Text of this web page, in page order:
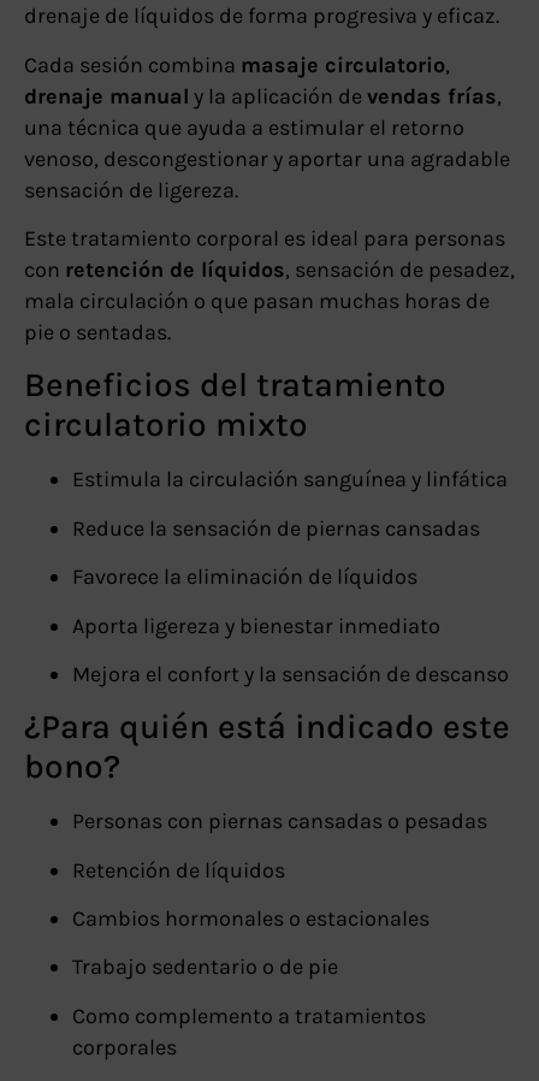
drenaje de líquidos de forma progresiva y eficaz.
Cada sesión combina masaje circulatorio,
drenaje manual y la aplicación de vendas frías,
una técnica que ayuda a estimular el retorno
venoso, descongestionar y aportar una agradable
sensación de ligereza.
Este tratamiento corporal es ideal para personas
con retención de líquidos, sensación de pesadez,
mala circulación o que pasan muchas horas de
pie o sentadas.
Beneficios del tratamiento
circulatorio mixto
Estimula la circulación sanguínea y linfática
Reduce la sensación de piernas cansadas
Favorece la eliminación de líquidos
Aporta ligereza y bienestar inmediato
Mejora el confort y la sensación de descanso
¿Para quién está indicado este
bono?
Personas con piernas cansadas o pesadas
Retención de líquidos
Cambios hormonales o estacionales
Trabajo sedentario o de pie
Como complemento a tratamientos
corporales